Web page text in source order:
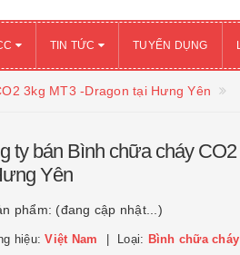
TIN TỨC TUYỂN DỤNG
3kg MT3 -Dragon tại Hưng Yên
ty bán Bình chữa cháy
Yên
phẩm: (đang cập nhật...)
hiệu:Việt Nam Loại: Bình chữa